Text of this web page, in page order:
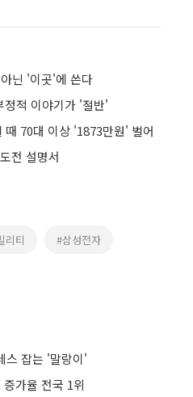
닌 '이곳'에 쓴다
적 이야기가 '절반'
70대 이상 '1873만원' 벌어
전 설명서
리티 #삼성전자
스 잡는 '말랑이'
가율 전국 1위